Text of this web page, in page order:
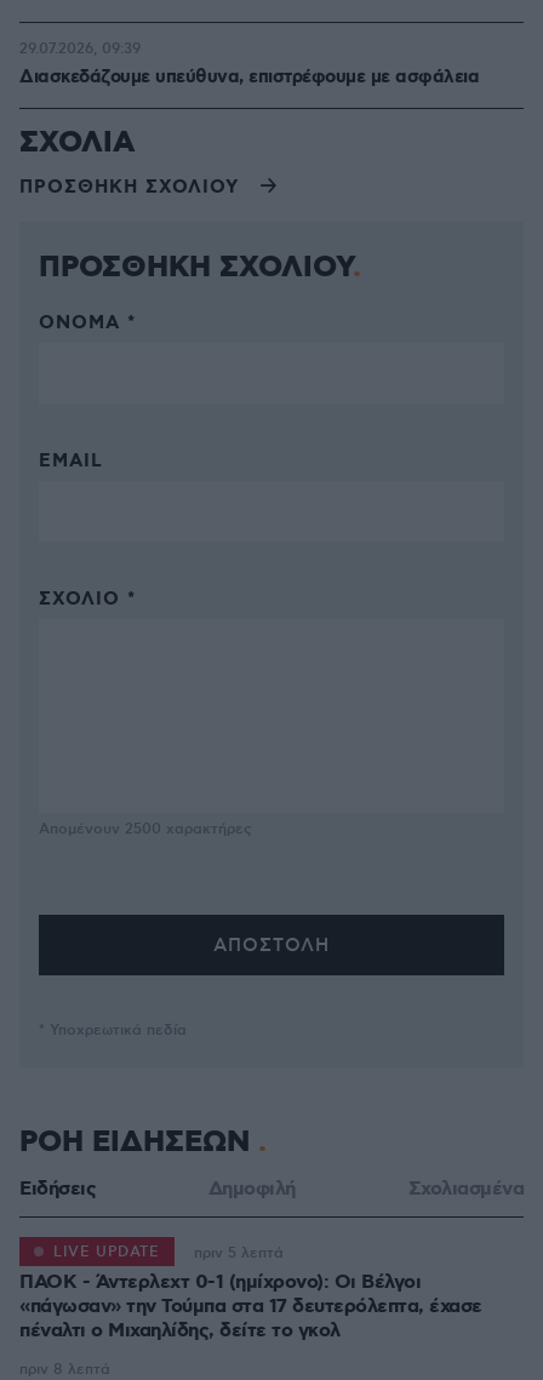
Διασκεδάζουμε υπεύθυνα, επιστρέφουμε με ασφάλεια
29.07.2026, 09:39
ΣΧΟΛΙΑ
ΠΡΟΣΘΗΚΗ ΣΧΟΛΙΟΥ
ΠΡΟΣΘΗΚΗ ΣΧΟΛΙΟΥ
ΌΝΟΜΑ *
EMAIL
ΣΧΌΛΙΟ *
Απομένουν 2500 χαρακτήρες
* Υποχρεωτικά πεδία
ΡΟΗ ΕΙΔΗΣΕΩΝ
Ειδήσεις Δημοφιλή Σχολιασμένα
ΠΑΟΚ - Άντερλεχτ 0-1 (ημίχρονο): Οι Βέλγοι
«πάγωσαν» την Τούμπα στα 17 δευτερόλεπτα, έχασε
LIVE UPDATE πριν 5 λεπτά
πριν 8 λεπτά